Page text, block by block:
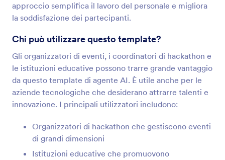
approccio semplifica il lavoro del personale e migliora
la soddisfazione dei partecipanti.
Chi può utilizzare questo template?
Gli organizzatori di eventi, i coordinatori di hackathon e
le istituzioni educative possono trarre grande vantaggio
da questo template di agente AI. È utile anche per le
aziende tecnologiche che desiderano attrarre talenti e
innovazione. I principali utilizzatori includono:
Organizzatori di hackathon che gestiscono eventi
di grandi dimensioni
Istituzioni educative che promuovono